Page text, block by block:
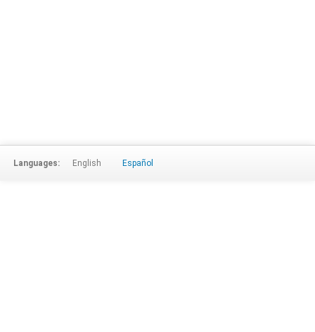
Languages: English Español